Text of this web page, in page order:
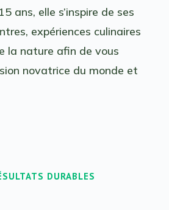
ans, elle s’inspire de ses
expériences culinaires
la nature afin de vous
novatrice du monde et
DURABLES